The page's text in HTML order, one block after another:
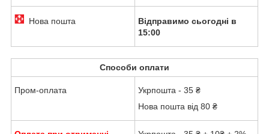
Нова пошта
Відправимо сьогодні в
15:00
Способи оплати
Пром-оплата
Укрпошта - 35 ₴
Нова пошта від 80 ₴